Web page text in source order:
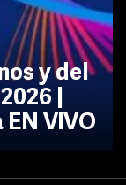
y del
|
VIVO